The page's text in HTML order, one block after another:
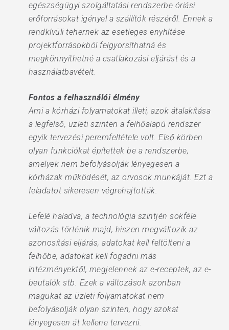
egészségügyi szolgáltatási rendszerbe óriási
erőforrásokat igényel a szállítók részéről. Ennek a
rendkívüli tehernek az esetleges enyhítése
projektforrásokból felgyorsíthatná és
megkönnyíthetné a csatlakozási eljárást és a
használatbavételt.
Fontos a felhasználói élmény
Ami a kórházi folyamatokat illeti, azok átalakítása
a legfelső, üzleti szinten a felhőalapú rendszer
egyik tervezési peremfeltétele volt. Első körben
olyan funkciókat építettek be a rendszerbe,
amelyek nem befolyásolják lényegesen a
kórházak működését, az orvosok munkáját. Ezt a
feladatot sikeresen végrehajtották.
Lefelé haladva, a technológia szintjén sokféle
változás történik majd, hiszen megváltozik az
azonosítási eljárás, adatokat kell feltölteni a
felhőbe, adatokat kell fogadni más
intézményektől, megjelennek az e-receptek, az e-
beutalók stb. Ezek a változások azonban
magukat az üzleti folyamatokat nem
befolyásolják olyan szinten, hogy azokat
lényegesen át kellene tervezni.